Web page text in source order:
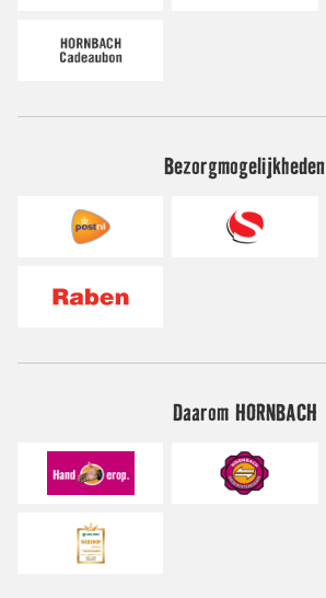
Bezorgmogelijkheden
Daarom HORNBACH